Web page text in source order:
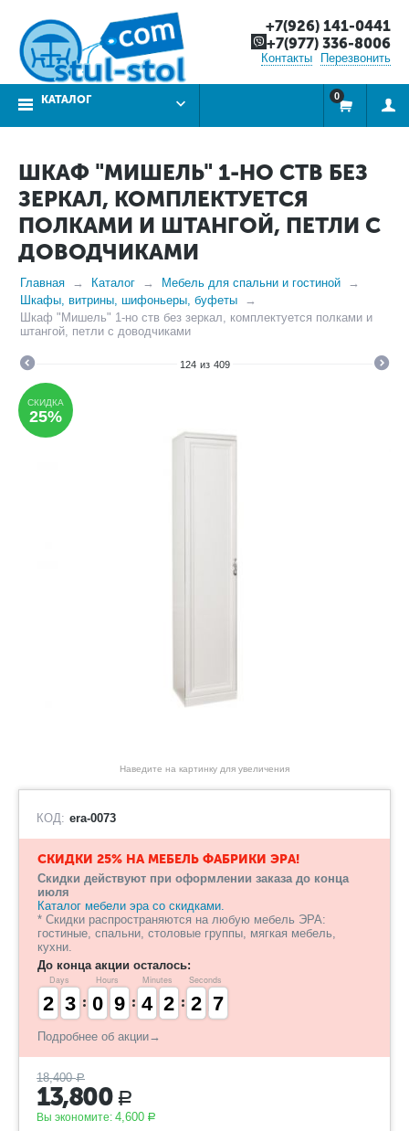
+7(926) 141-0441
+7(977) 336-8006
Контакты Перезвонить
КАТАЛОГ 0
ШКАФ "МИШЕЛЬ" 1-НО СТВ БЕЗ
ЗЕРКАЛ, КОМПЛЕКТУЕТСЯ
ПОЛКАМИ И ШТАНГОЙ, ПЕТЛИ С
ДОВОДЧИКАМИ
Главная Каталог
Мебель для спальни и гостиной
Шкафы, витрины, шифоньеры, буфеты
Шкаф "Мишель" 1-но ств без зеркал, комплектуется полками и
штангой, петли с доводчиками
124 из 409
СКИДКА
25%
Наведите на картинку для увеличения
КОД: era-0073
СКИДКИ 25% НА МЕБЕЛЬ ФАБРИКИ ЭРА!
Скидки действуют при оформлении заказа до конца
июля
Каталог мебели эра со скидками.
* Скидки распространяются на любую мебель ЭРА:
гостиные, спальни, столовые группы, мягкая мебель,
кухни.
До конца акции осталось:
Days
1
1
2
2 2
2
3
3
Hours
9
9
0
0 8
8
9
9
Minutes
3
3
4
4 1
1
2
2
Seconds
3
2
2 7
6
Подробнее об акции→
18,400 Р
13,800 Р
Вы экономите: 4,600 Р